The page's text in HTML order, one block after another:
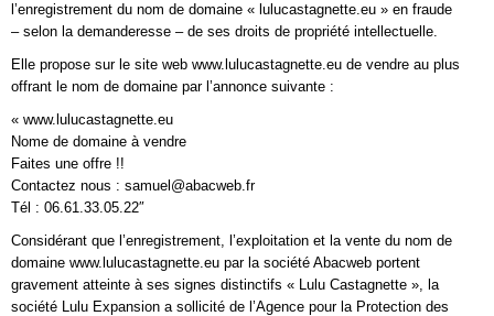
l’enregistrement du nom de domaine « lulucastagnette.eu » en fraude
– selon la demanderesse – de ses droits de propriété intellectuelle.
Elle propose sur le site web www.lulucastagnette.eu de vendre au plus
offrant le nom de domaine par l’annonce suivante :
« www.lulucastagnette.eu
Nome de domaine à vendre
Faites une offre !!
Contactez nous : samuel@abacweb.fr
Tél : 06.61.33.05.22″
Considérant que l’enregistrement, l’exploitation et la vente du nom de
domaine www.lulucastagnette.eu par la société Abacweb portent
gravement atteinte à ses signes distinctifs « Lulu Castagnette », la
société Lulu Expansion a sollicité de l’Agence pour la Protection des